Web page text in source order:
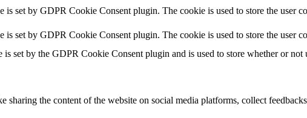
is set by GDPR Cookie Consent plugin. The cookie is used to store the user
is set by GDPR Cookie Consent plugin. The cookie is used to store the user
is set by the GDPR Cookie Consent plugin and is used to store whether or not
the content of the website on social media platforms, collect